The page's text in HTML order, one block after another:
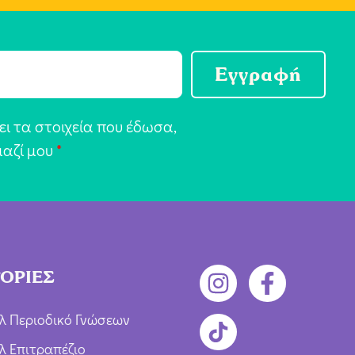
τα στοιχεία που έδωσα,
μου *
Εγγραφή
Περιοδικό Γνώσεων
Επιτραπέζιο